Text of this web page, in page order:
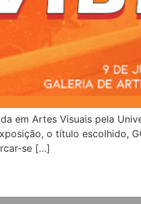
em Artes Visuais pela
o título escolhido,
se […]